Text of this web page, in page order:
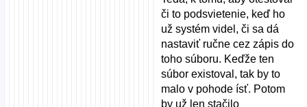
či to podsvietenie, keď ho
už systém videl, či sa dá
nastaviť ručne cez zápis do
toho súboru. Keďže ten
súbor existoval, tak by to
malo v pohode ísť. Potom
by už len stačilo